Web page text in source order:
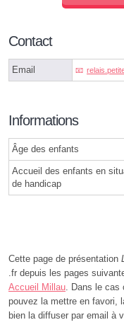
Contact
Email
Informations
Âge des enfants
Accueil des enfants en
de handicap
Cette page de présentation
.fr depuis les pages
Accueil Millau. Dans le cas
pouvez la mettre en favori,
bien la diffuser par email à